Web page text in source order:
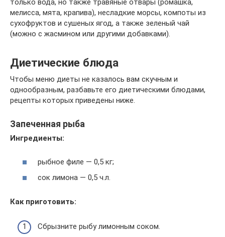
только вода, но также травяные отвары (ромашка,
мелисса, мята, крапива), несладкие морсы, компоты из
сухофруктов и сушеных ягод, а также зеленый чай
(можно с жасмином или другими добавками).
Диетические блюда
Чтобы меню диеты не казалось вам скучным и
однообразным, разбавьте его диетическими блюдами,
рецепты которых приведены ниже.
Запеченная рыба
Ингредиенты:
рыбное филе — 0,5 кг;
сок лимона — 0,5 ч.л.
Как приготовить:
Сбрызните рыбу лимонным соком.